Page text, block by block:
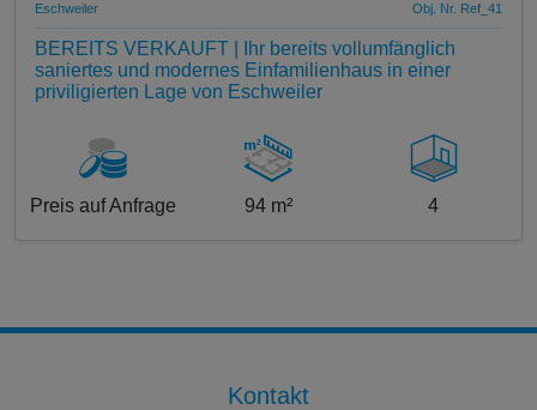
Eschweiler Obj. Nr. Ref_41
BEREITS VERKAUFT | Ihr bereits vollumfänglich
saniertes und modernes Einfamilienhaus in einer
priviligierten Lage von Eschweiler
Preis auf Anfrage 94 m² 4
Kontakt